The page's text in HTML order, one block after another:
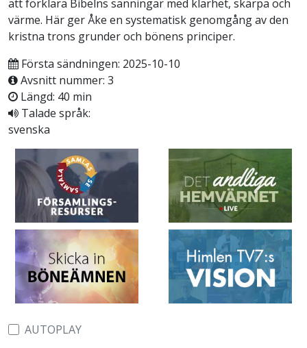
att förklara Bibelns sanningar med klarhet, skärpa och
värme. Här ger Åke en systematisk genomgång av den
kristna trons grunder och bönens principer.
Första sändningen: 2025-10-10
Avsnitt nummer: 3
Längd: 40 min
Talade språk:
svenska
AUTOPLAY